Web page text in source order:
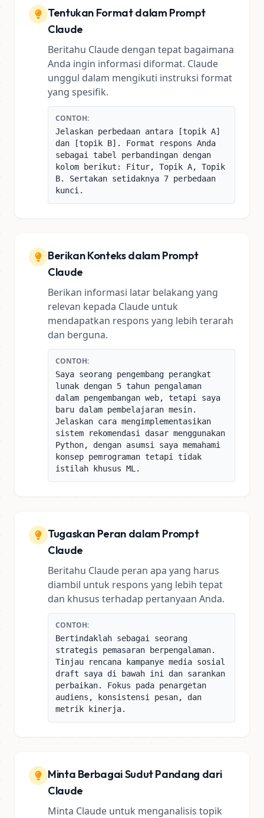
Tentukan Format dalam Prompt
Claude
Beritahu Claude dengan tepat bagaimana
Anda ingin informasi diformat. Claude
unggul dalam mengikuti instruksi format
yang spesifik.
CONTOH:
Jelaskan perbedaan antara [topik A]
dan [topik B]. Format respons Anda
sebagai tabel perbandingan dengan
kolom berikut: Fitur, Topik A, Topik
B. Sertakan setidaknya 7 perbedaan
kunci.
Berikan Konteks dalam Prompt
Claude
Berikan informasi latar belakang yang
relevan kepada Claude untuk
mendapatkan respons yang lebih terarah
dan berguna.
CONTOH:
Saya seorang pengembang perangkat
lunak dengan 5 tahun pengalaman
dalam pengembangan web, tetapi saya
baru dalam pembelajaran mesin.
Jelaskan cara mengimplementasikan
sistem rekomendasi dasar menggunakan
Python, dengan asumsi saya memahami
konsep pemrograman tetapi tidak
istilah khusus ML.
Tugaskan Peran dalam Prompt
Claude
Beritahu Claude peran apa yang harus
diambil untuk respons yang lebih tepat
dan khusus terhadap pertanyaan Anda.
CONTOH:
Bertindaklah sebagai seorang
strategis pemasaran berpengalaman.
Tinjau rencana kampanye media sosial
draft saya di bawah ini dan sarankan
perbaikan. Fokus pada penargetan
audiens, konsistensi pesan, dan
metrik kinerja.
Minta Berbagai Sudut Pandang dari
Claude
Minta Claude untuk menganalisis topik